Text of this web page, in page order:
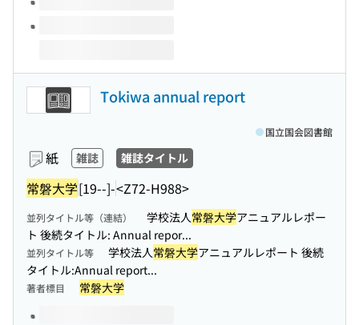
Tokiwa annual report
紙 雑誌 雑誌タイトル
常磐大学[19--]-<Z72-H988>
国立国会図書館
並列タイトル等（連結） 学校法人常磐大学アニュアルレポー
ト 後続タイトル: Annual repor...
並列タイトル等 学校法人常磐大学アニュアルレポート 後続
タイトル:Annual report...
著者標目 常磐大学
このタイトルの巻号